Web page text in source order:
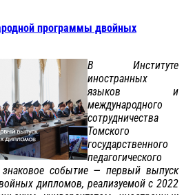
программы двойных
В Институте
иностранных
языков и
международного
сотрудничества
Томского
государственного
педагогического
знаковое событие — первый выпуск
дипломов, реализуемой с 2022